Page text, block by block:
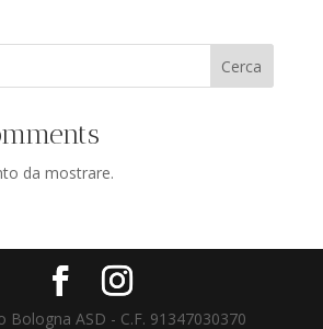
Cerca
da mostrare.
Bologna ASD - C.F. 91347030370